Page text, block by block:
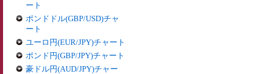
ート
ポンドドル(GBP/USD)チャ
ート
ユーロ円(EUR/JPY)チャート
ポンド円(GBP/JPY)チャート
豪ドル円(AUD/JPY)チャー